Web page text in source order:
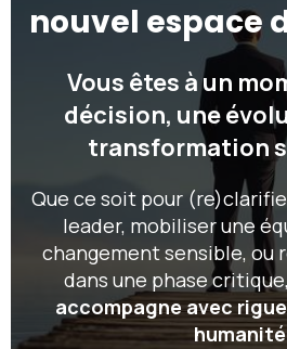
nouvel espace
Vous êtes à un
décision, une
transformation
Que ce soit pour
leader, mobiliser une
changement sensible, ou
dans une phase critique,
accompagne avec
humanité